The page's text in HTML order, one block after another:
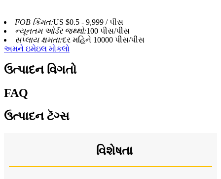
FOB કિંમત:US $0.5 - 9,999 / પીસ
ન્યૂનતમ ઓર્ડર જથ્થો:100 પીસ/પીસ
સપ્લાય ક્ષમતા:દર મહિને 10000 પીસ/પીસ
અમને ઇમેઇલ મોકલો
ઉત્પાદન વિગતો
FAQ
ઉત્પાદન ટૅગ્સ
વિશેષતા